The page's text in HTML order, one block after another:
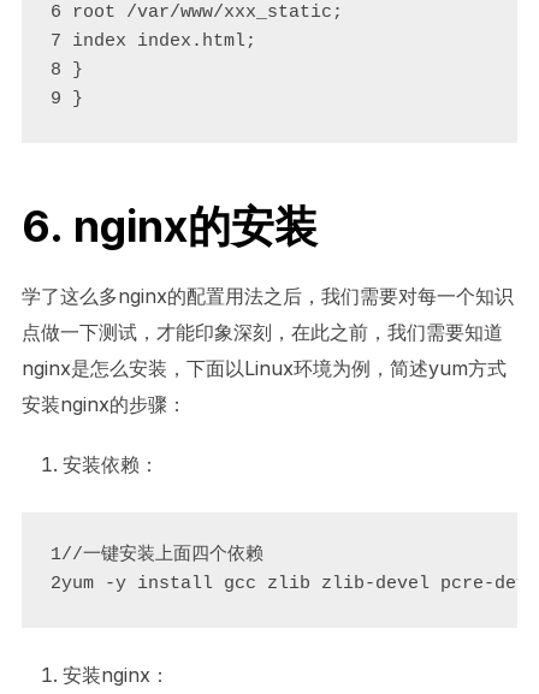
6 root /var/www/xxx_static;
7 index index.html;
8 }
9 }
6. nginx的安装
学了这么多nginx的配置用法之后，我们需要对每一个知识
点做一下测试，才能印象深刻，在此之前，我们需要知道
nginx是怎么安装，下面以Linux环境为例，简述yum方式
安装nginx的步骤：
安装依赖：
1//一键安装上面四个依赖
2yum -y install gcc zlib zlib-devel pcre-
安装nginx：